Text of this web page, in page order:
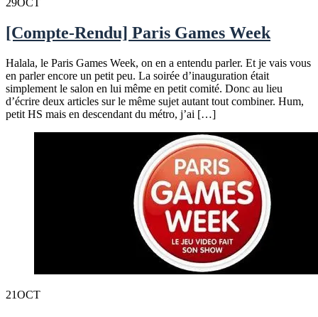
29OCT
[Compte-Rendu] Paris Games Week
Halala, le Paris Games Week, on en a entendu parler. Et je vais vous
en parler encore un petit peu. La soirée d’inauguration était
simplement le salon en lui même en petit comité. Donc au lieu
d’écrire deux articles sur le même sujet autant tout combiner. Hum,
petit HS mais en descendant du métro, j’ai […]
21OCT